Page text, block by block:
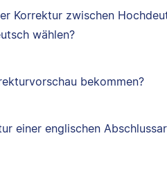
Korrektur zwischen
wählen?
bekommen?
einer englischen